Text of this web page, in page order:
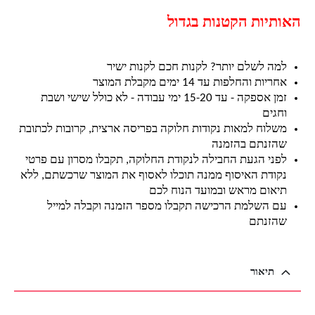
האותיות הקטנות בגדול
למה לשלם יותר? לקנות חכם לקנות ישיר
אחריות והחלפות עד 14 ימים מקבלת המוצר
זמן אספקה - עד 15-20 ימי עבודה - לא כולל שישי ושבת
וחגים
משלוח למאות נקודות חלוקה בפריסה ארצית, קרובות לכתובת
שהזנתם בהזמנה
לפני הגעת החבילה לנקודת החלוקה, תקבלו מסרון עם פרטי
נקודת האיסוף ממנה תוכלו לאסוף את המוצר שרכשתם, ללא
תיאום מראש ובמועד הנוח לכם
עם השלמת הרכישה תקבלו מספר הזמנה וקבלה למייל
שהזנתם
תיאור